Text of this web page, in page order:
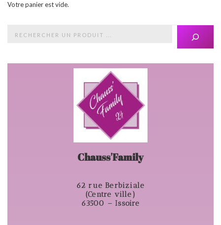
Votre panier est vide.
Chauss'Family
62 rue Berbiziale
(Centre ville)
63500 – Issoire